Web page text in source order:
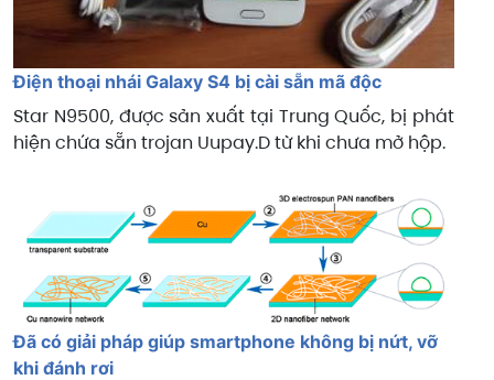
Điện thoại nhái Galaxy S4 bị cài sẵn mã độc
Star N9500, được sản xuất tại Trung Quốc, bị phát
hiện chứa sẵn trojan Uupay.D từ khi chưa mở hộp.
Đã có giải pháp giúp smartphone không bị nứt, vỡ
khi đánh rơi